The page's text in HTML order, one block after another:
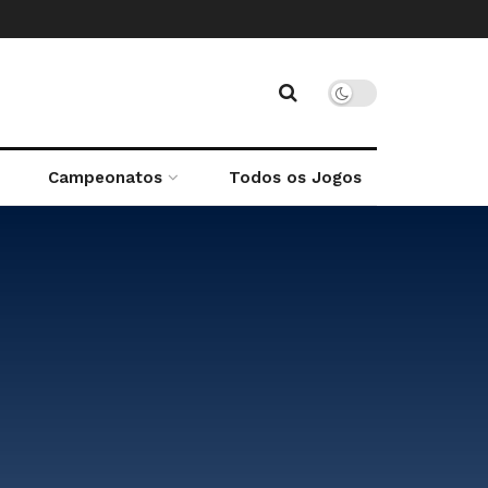
Campeonatos Todos os Jogos